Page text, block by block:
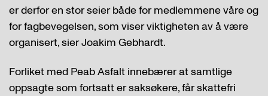
er derfor en stor seier både for medlemmene våre og
for fagbevegelsen, som viser viktigheten av å være
organisert, sier Joakim Gebhardt.
Forliket med Peab Asfalt innebærer at samtlige
oppsagte som fortsatt er saksøkere, får skattefri